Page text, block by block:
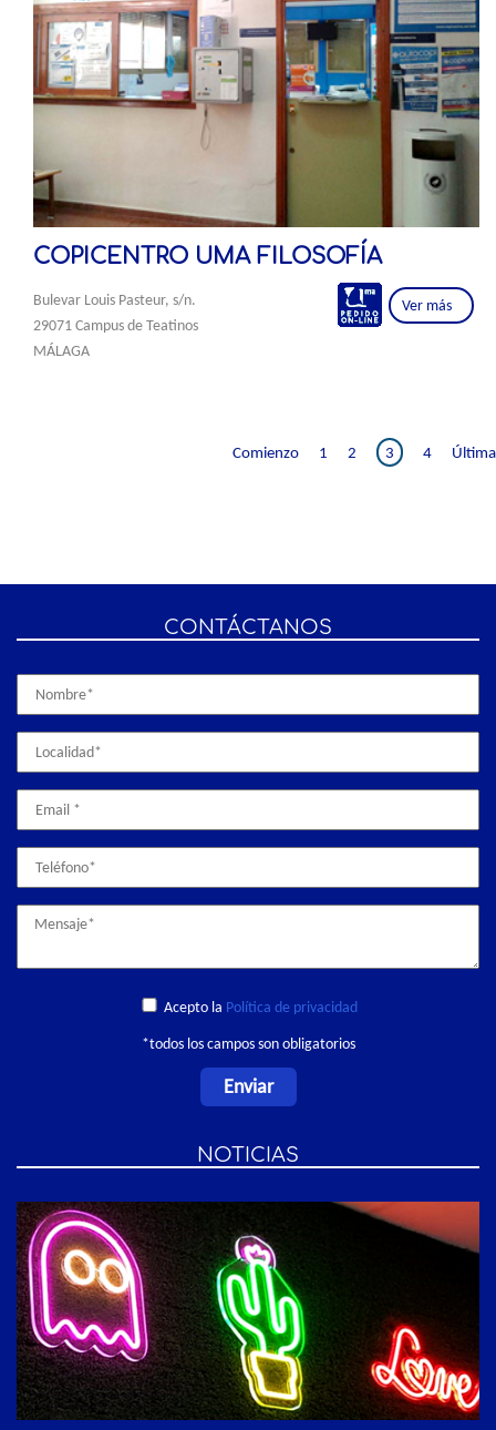
COPICENTRO UMA FILOSOFÍA
Bulevar Louis Pasteur, s/n.
29071 Campus de Teatinos
MÁLAGA
Ver más
Comienzo 1 2 3 4 Última
CONTÁCTANOS
Acepto la Política de privacidad
*todos los campos son obligatorios
NOTICIAS